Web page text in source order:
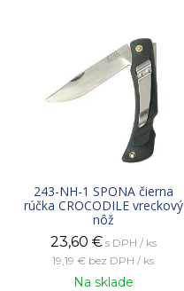
243-NH-1 SPONA čierna
rúčka CROCODILE vreckový
nôž
23,60 € s DPH / ks
19,19 € bez DPH / ks
Na sklade